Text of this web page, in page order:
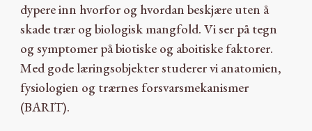
dypere inn hvorfor og hvordan beskjære uten å
skade trær og biologisk mangfold. Vi ser på tegn
og symptomer på biotiske og aboitiske faktorer.
Med gode læringsobjekter studerer vi anatomien,
fysiologien og trærnes forsvarsmekanismer
(BARIT).